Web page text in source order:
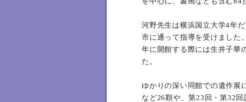
河野先生は横浜国立大学4年
市に通って指導を受けました
年に開館する際には生井子華
た。
ゆかりの深い同館での遺作展
など26顆や、第23回・第32